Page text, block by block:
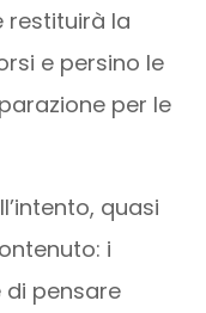
restituirà la
e persino le
per le
quasi
i
pensare